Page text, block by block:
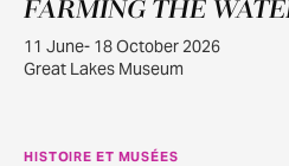
FARMING THE
11 June- 18 October 2026
Great Lakes Museum
HISTOIRE ET MUSÉES